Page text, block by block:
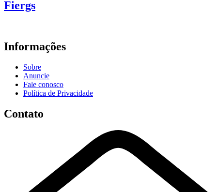
Fiergs
Informações
Sobre
Anuncie
Fale conosco
Política de Privacidade
Contato